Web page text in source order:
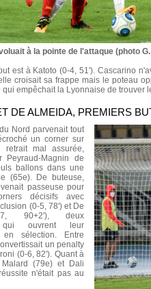
à la pointe de l'attaque (photo
est à Katoto (0-4, 51'). Cascarino
croisait sa frappe mais le poteau
qui empêchait la Lyonnaise de trouver
DE ALMEIDA, PREMIERS
Nord parvenait tout
un corner sur
mal assurée,
Peyraud-Magnin de
ballons dans une
(65e). De buteuse,
passeuse pour
décisifs avec
(0-5, 78') et De
7, 90+2'), deux
qui ouvrent leur
sélection. Entre
un penalty
(0-6, 82'). Quant à
Malard (79e) et Dali
n'était pas au